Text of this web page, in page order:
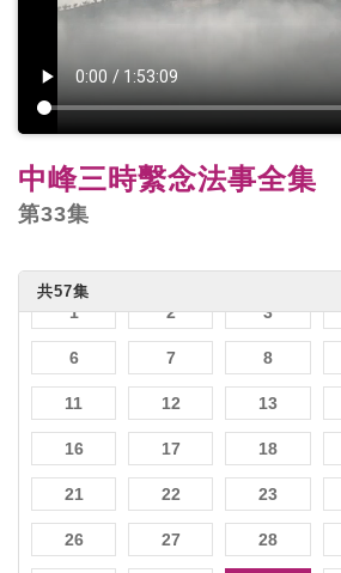
中峰三時繫念法事全集
第33集
共57集
1 2 3
6 7 8
11 12 13
16 17 18
21 22 23
26 27 28